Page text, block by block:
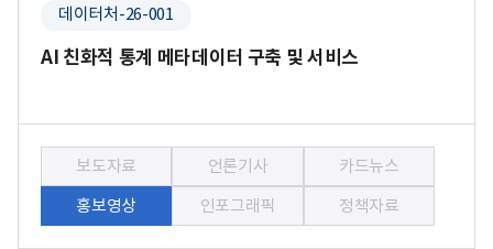
데이터처-26-001
AI 친화적 통계 메타데이터 구축 및 서비스
보도자료 언론기사 카드뉴스
홍보영상 인포그래픽 정책자료